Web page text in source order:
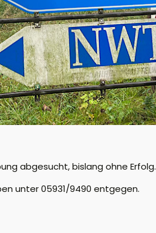
abgesucht, bislang ohne Erfolg.
unter 05931/9490 entgegen.